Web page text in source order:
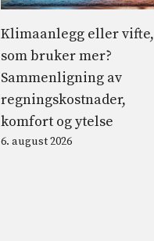
Klimaanlegg eller vifte,
som bruker mer?
Sammenligning av
regningskostnader,
komfort og ytelse
6. august 2026